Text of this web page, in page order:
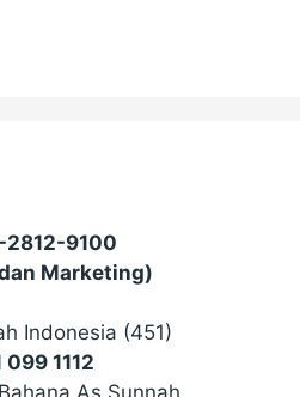
2812-9100
Marketing)
Indonesia (451)
099 1112
As Sunnah